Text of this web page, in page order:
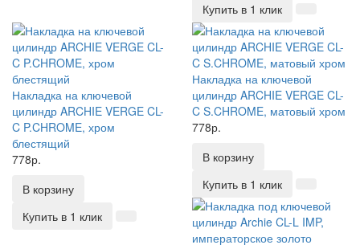
Купить в 1 клик
Накладка на ключевой
цилиндр ARCHIE VERGE CL-
C P.CHROME, хром
блестящий
778р.
В корзину
Купить в 1 клик
Накладка на ключевой
цилиндр ARCHIE VERGE CL-
C S.CHROME, матовый хром
778р.
В корзину
Купить в 1 клик